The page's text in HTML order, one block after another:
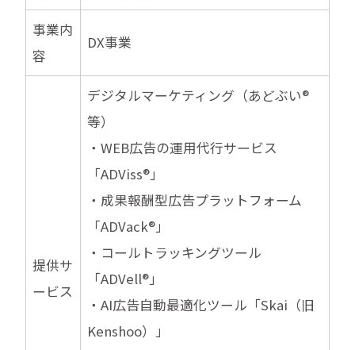
事業内
容
DX事業
提供サ
ービス
デジタルマーケティング（あどぶい®︎
等）
・WEB広告の運用代行サービス
「ADViss®︎」
・成果報酬型広告プラットフォーム
「ADVack®︎」
・コールトラッキングツール
「ADVell®︎」
・AI広告自動最適化ツール「Skai（旧
Kenshoo）」